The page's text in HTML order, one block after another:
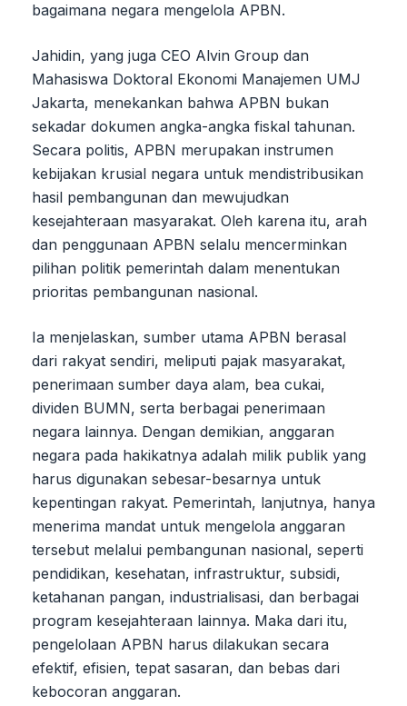
bagaimana negara mengelola APBN.
Jahidin, yang juga CEO Alvin Group dan
Mahasiswa Doktoral Ekonomi Manajemen UMJ
Jakarta, menekankan bahwa APBN bukan
sekadar dokumen angka-angka fiskal tahunan.
Secara politis, APBN merupakan instrumen
kebijakan krusial negara untuk mendistribusikan
hasil pembangunan dan mewujudkan
kesejahteraan masyarakat. Oleh karena itu, arah
dan penggunaan APBN selalu mencerminkan
pilihan politik pemerintah dalam menentukan
prioritas pembangunan nasional.
Ia menjelaskan, sumber utama APBN berasal
dari rakyat sendiri, meliputi pajak masyarakat,
penerimaan sumber daya alam, bea cukai,
dividen BUMN, serta berbagai penerimaan
negara lainnya. Dengan demikian, anggaran
negara pada hakikatnya adalah milik publik yang
harus digunakan sebesar-besarnya untuk
kepentingan rakyat. Pemerintah, lanjutnya, hanya
menerima mandat untuk mengelola anggaran
tersebut melalui pembangunan nasional, seperti
pendidikan, kesehatan, infrastruktur, subsidi,
ketahanan pangan, industrialisasi, dan berbagai
program kesejahteraan lainnya. Maka dari itu,
pengelolaan APBN harus dilakukan secara
efektif, efisien, tepat sasaran, dan bebas dari
kebocoran anggaran.